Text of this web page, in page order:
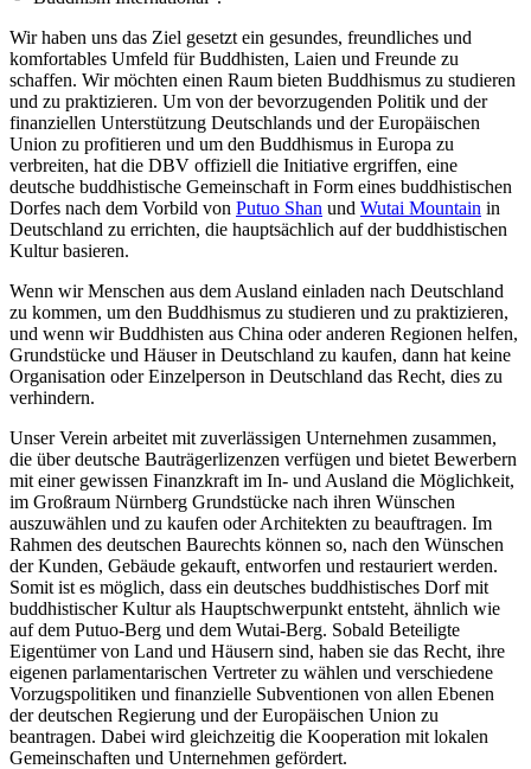
Wir haben uns das Ziel gesetzt ein gesundes, freundliches und
komfortables Umfeld für Buddhisten, Laien und Freunde zu
schaffen. Wir möchten einen Raum bieten Buddhismus zu studieren
und zu praktizieren. Um von der bevorzugenden Politik und der
finanziellen Unterstützung Deutschlands und der Europäischen
Union zu profitieren und um den Buddhismus in Europa zu
verbreiten, hat die DBV offiziell die Initiative ergriffen, eine
deutsche buddhistische Gemeinschaft in Form eines buddhistischen
Dorfes nach dem Vorbild von Putuo Shan und Wutai Mountain in
Deutschland zu errichten, die hauptsächlich auf der buddhistischen
Kultur basieren.
Wenn wir Menschen aus dem Ausland einladen nach Deutschland
zu kommen, um den Buddhismus zu studieren und zu praktizieren,
und wenn wir Buddhisten aus China oder anderen Regionen helfen,
Grundstücke und Häuser in Deutschland zu kaufen, dann hat keine
Organisation oder Einzelperson in Deutschland das Recht, dies zu
verhindern.
Unser Verein arbeitet mit zuverlässigen Unternehmen zusammen,
die über deutsche Bauträgerlizenzen verfügen und bietet Bewerbern
mit einer gewissen Finanzkraft im In- und Ausland die Möglichkeit,
im Großraum Nürnberg Grundstücke nach ihren Wünschen
auszuwählen und zu kaufen oder Architekten zu beauftragen. Im
Rahmen des deutschen Baurechts können so, nach den Wünschen
der Kunden, Gebäude gekauft, entworfen und restauriert werden.
Somit ist es möglich, dass ein deutsches buddhistisches Dorf mit
buddhistischer Kultur als Hauptschwerpunkt entsteht, ähnlich wie
auf dem Putuo-Berg und dem Wutai-Berg. Sobald Beteiligte
Eigentümer von Land und Häusern sind, haben sie das Recht, ihre
eigenen parlamentarischen Vertreter zu wählen und verschiedene
Vorzugspolitiken und finanzielle Subventionen von allen Ebenen
der deutschen Regierung und der Europäischen Union zu
beantragen. Dabei wird gleichzeitig die Kooperation mit lokalen
Gemeinschaften und Unternehmen gefördert.